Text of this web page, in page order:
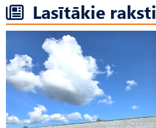
Lasītākie raksti